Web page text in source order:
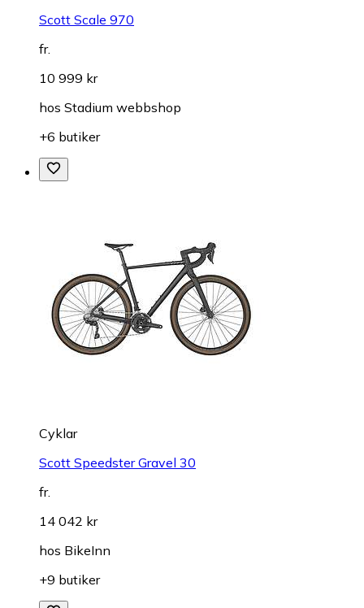
Scott Scale 970
fr.
10 999 kr
hos Stadium webbshop
+6 butiker
Cyklar
Scott Speedster Gravel 30
fr.
14 042 kr
hos BikeInn
+9 butiker